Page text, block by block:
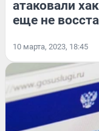
атаковали
еще не
10 марта, 2023, 18:45